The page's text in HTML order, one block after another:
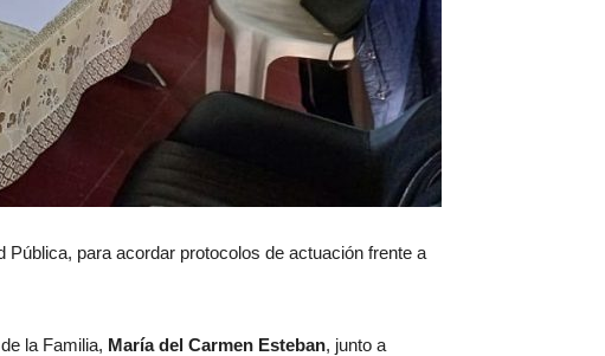
para acordar protocolos de actuación frente a
la Familia, María del Carmen Esteban, junto a